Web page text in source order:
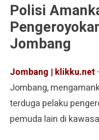
Polisi
Jombang
Jombang | klikku.net
Jombang,
terduga pelaku
pemuda lain di